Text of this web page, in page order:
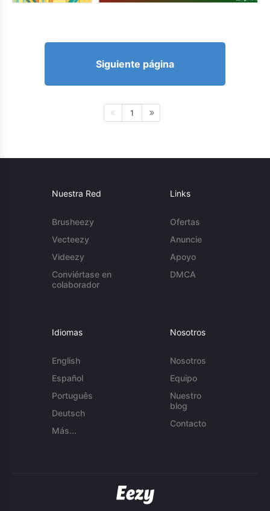
Siguiente página
1
Nuestra Red
Brusheezy
Vecteezy
Videezy
Conviértase en
colaborador
Links
Ofertas
Anuncie
Apoyo
DMCA
Idiomas
English
Español
Português
Deutsch
Más...
Nosotros
Nosotros
Equipo
Nuestro
blog
Contacto